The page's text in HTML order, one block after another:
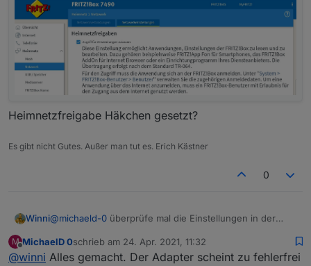
Heimnetzfreigabe Häkchen gesetzt?
Es gibt nicht Gutes. Außer man tut es. Erich Kästner
0
Winni@michaeld-0 überprüfe mal die Einstellungen in der
M
Offline
MichaelD 0schrieb am 24. Apr. 2021, 11:32
zuletzt editiert von
@winni Alles gemacht. Der Adapter scheint zu fehlerfrei